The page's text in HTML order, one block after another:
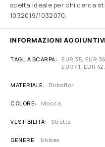
scelta ideale per chi cerca
1032019/1032070.
INFORMAZIONI
TAGLIA SCARPA
EUR 35, EUR
EUR 41, EUR
MATERIALE Birkoflor
COLORE Mocca
VESTIBILITÀ Stretta
GENERE Unisex